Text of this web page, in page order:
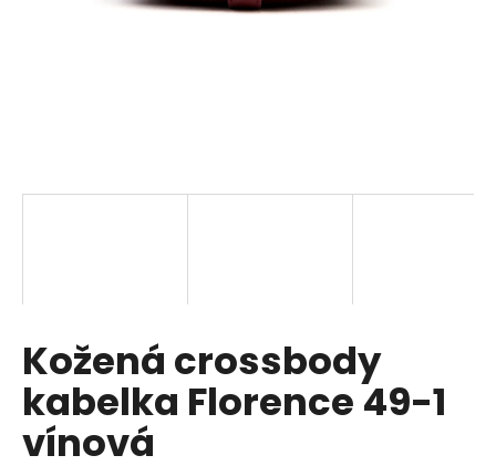
Kožená crossbody
kabelka Florence 49-1
vínová
D
o
p
r